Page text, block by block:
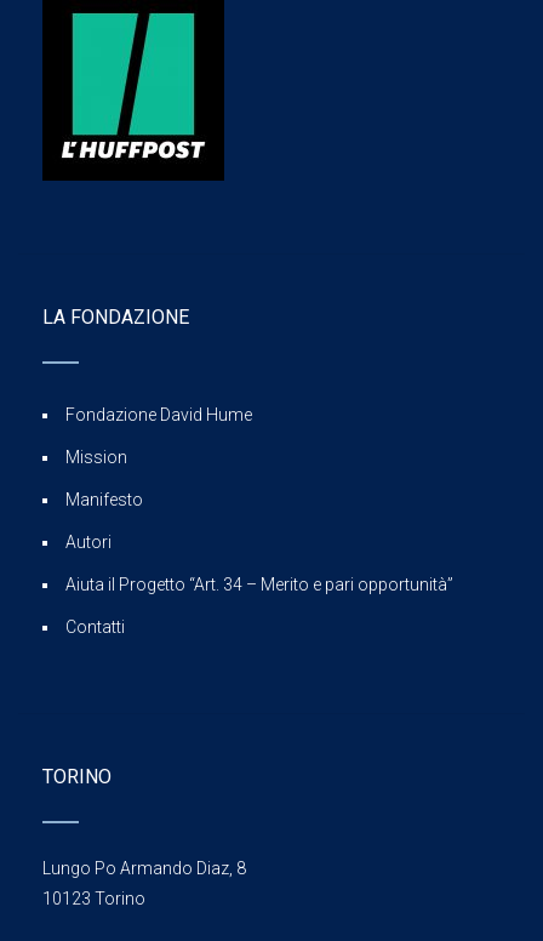
LA FONDAZIONE
Fondazione David Hume
Mission
Manifesto
Autori
Aiuta il Progetto “Art. 34 – Merito e pari opportunità”
Contatti
TORINO
Lungo Po Armando Diaz, 8
10123 Torino